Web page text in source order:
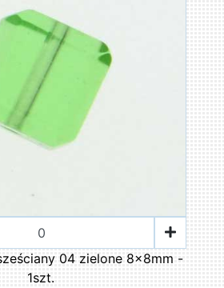
04 zielone 8x8mm -
1szt.